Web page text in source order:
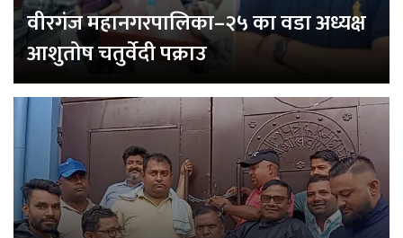
वीरगंज महानगरपालिका–२५ का वडा अध्यक्ष
आशुतोष चतुर्वेदी पक्राउ